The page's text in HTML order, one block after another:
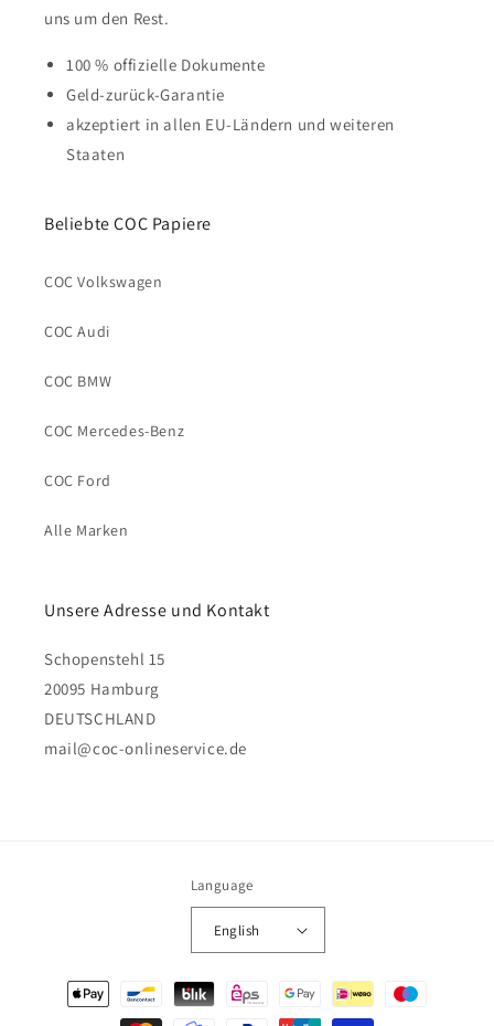
uns um den Rest.
100 % offizielle Dokumente
Geld-zurück-Garantie
akzeptiert in allen EU-Ländern und weiteren
Staaten
Beliebte COC Papiere
COC Volkswagen
COC Audi
COC BMW
COC Mercedes-Benz
COC Ford
Alle Marken
Unsere Adresse und Kontakt
Schopenstehl 15
20095 Hamburg
DEUTSCHLAND
mail@coc-onlineservice.de
Language
English
Payment
methods